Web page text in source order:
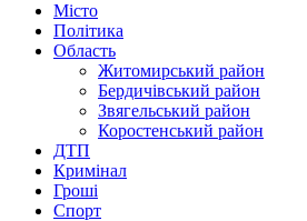
Місто
Політика
Область
Житомирський район
Бердичівський район
Звягельський район
Коростенський район
ДТП
Кримінал
Гроші
Спорт